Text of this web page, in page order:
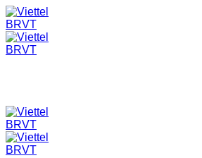
Skip
to
content